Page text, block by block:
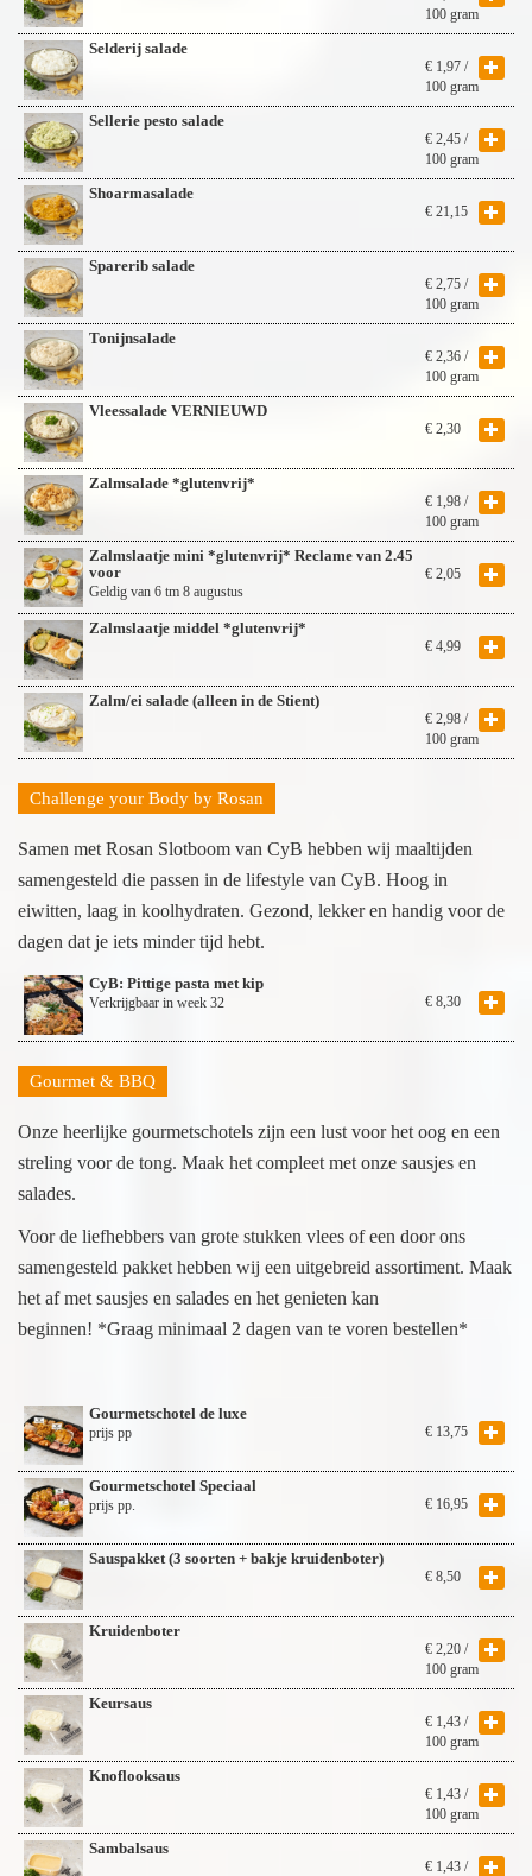
100 gram
€ 1,97 /
100 gram
Selderij salade
€ 2,45 /
100 gram
Sellerie pesto salade
€ 21,15
Shoarmasalade
€ 2,75 /
100 gram
Sparerib salade
€ 2,36 /
100 gram
Tonijnsalade
€ 2,30
Vleessalade VERNIEUWD
€ 1,98 /
100 gram
Zalmsalade *glutenvrij*
€ 2,05
Zalmslaatje mini *glutenvrij* Reclame van 2.45
voor
Geldig van 6 tm 8 augustus
€ 4,99
Zalmslaatje middel *glutenvrij*
€ 2,98 /
100 gram
Zalm/ei salade (alleen in de Stient)
Challenge your Body by Rosan
Samen met Rosan Slotboom van CyB hebben wij maaltijden
samengesteld die passen in de lifestyle van CyB. Hoog in
eiwitten, laag in koolhydraten. Gezond, lekker en handig voor de
dagen dat je iets minder tijd hebt.
€ 8,30
CyB: Pittige pasta met kip
Verkrijgbaar in week 32
Gourmet & BBQ
Onze heerlijke gourmetschotels zijn een lust voor het oog en een
streling voor de tong. Maak het compleet met onze sausjes en
salades.
Voor de liefhebbers van grote stukken vlees of een door ons
samengesteld pakket hebben wij een uitgebreid assortiment. Maak
het af met sausjes en salades en het genieten kan
beginnen! *Graag minimaal 2 dagen van te voren bestellen*
€ 13,75
Gourmetschotel de luxe
prijs pp
€ 16,95
Gourmetschotel Speciaal
prijs pp.
€ 8,50
Sauspakket (3 soorten + bakje kruidenboter)
€ 2,20 /
100 gram
Kruidenboter
€ 1,43 /
100 gram
Keursaus
€ 1,43 /
100 gram
Knoflooksaus
€ 1,43 /
Sambalsaus